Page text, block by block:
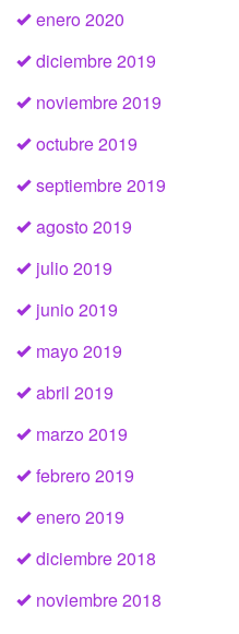
enero 2020
diciembre 2019
noviembre 2019
octubre 2019
septiembre 2019
agosto 2019
julio 2019
junio 2019
mayo 2019
abril 2019
marzo 2019
febrero 2019
enero 2019
diciembre 2018
noviembre 2018